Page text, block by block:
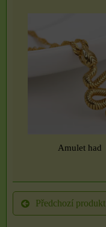
Amulet had
Předchozí produkt